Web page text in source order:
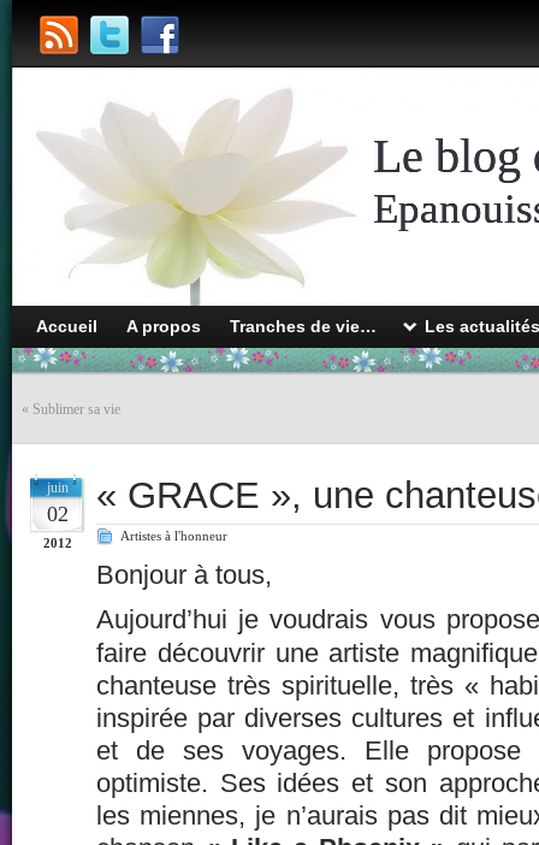
Le blog
Accueil A propos Tranches de vie… Les
« Sublimer sa vie
juin
02
2012
« GRACE », une
Artistes à l'honneur
Bonjour à tous,
Aujourd’hui je voudrais vous
faire découvrir une artiste
chanteuse très spirituelle, très «
inspirée par diverses cultures et
et de ses voyages. Elle propose
optimiste. Ses idées et son
les miennes, je n’aurais pas dit